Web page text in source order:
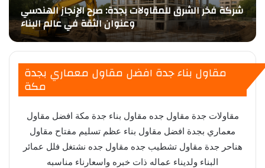
شركة فخر الشرق للمقاولات بجدة: صرح الإنجاز الهندسي
وعنوان الثقة في عالم البناء
مقاول بناء جدة افضل مقاول معماري بجدة
مكة
مقاولات جدة مقاول جده مقاول بناء جدة مكة افضل مقاول
معماري بجدة افضل مقاول بناء عظم تسليم مفتاح مقاول
هناحر جدة مقاول تشطيب جده مقاول جده نشتغل فلل عمائر
البناء ولديناء عماله ذات خبره واسعارناء مناسبه